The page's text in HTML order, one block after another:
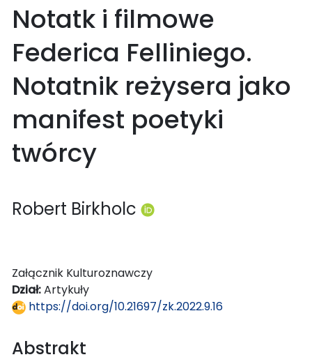
Notatk i filmowe
Federica Felliniego.
Notatnik reżysera jako
manifest poetyki
twórcy
Robert Birkholc
Załącznik Kulturoznawczy
Dział:Artykuły
https://doi.org/10.21697/zk.2022.9.16
Abstrakt